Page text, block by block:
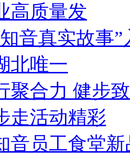
高质量发
音真实故事
北唯一
聚合力 健步
走活动精彩
音员工食堂